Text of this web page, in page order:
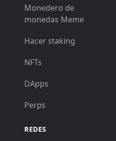
Monedero de
monedas Meme
Hacer staking
NFTs
DApps
Perps
REDES